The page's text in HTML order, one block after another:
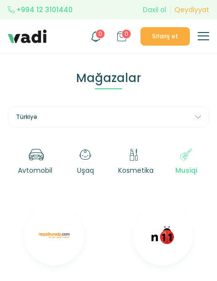
+994 12 3101440 Daxil ol Qeydiyyat
0 0 Sifariş et
Mağazalar
Türkiyə
Avtomobil Uşaq Kosmetika Musiqi